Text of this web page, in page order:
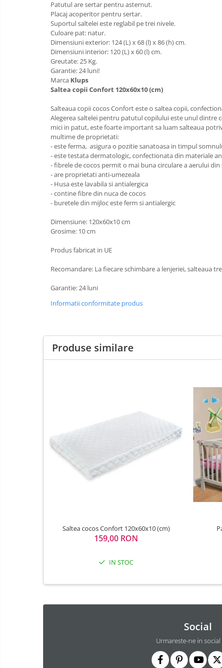
Saltele de la 160 x 80 cm
Saltele gonflabile
Lenjerii patuturi
Lenjerii patut 120 x 60 cm
Lenjerii patut 140 x 70 cm
Lenjerie patuturi tineret
Baldachin patut
Perne copii si mamici
Protectii saltea
Tarcuri si patuturi pliabile
Patut pliant copii
Tarc de joaca copii
Comode copii
Bariere si protectie laterala pat
Bariere de protectie pat
Porti de siguranta
Carusele patut
Dulap si cutii depozitare jucarii
Mobilier Birou
Sac de dormit copii
Sac de dormit 110 cm
Sac de dormit 120 cm
Sac de dormit 130 cm
Triciclete copii si adulti
Biciclete copii cu roti 10 inch (2-4
Biciclete copii cu roti 12 inch (3-6
Patutul are sertar pentru asternut.
Placaj acoperitor pentru sertar.
Suportul saltelei este reglabil pe trei nivele.
Culoare pat: natur.
Dimensiuni exterior: 124 (L) x 68 (l) x 86 (h) cm.
Dimensiuni interior: 120 (L) x 60 (l) cm.
Greutate: 25 Kg.
Garantie: 24 luni!
Marca Klups
Saltea copii Confort 120x60x10 (cm)
Salteaua copii cocos Confort este o saltea copii,
Alegerea saltelei pentru patutul copilului este unul dintre
mici in patut, este foarte important sa luam salteaua
multime de proprietati:
- este ferma, asigura o pozitie sanatoasa in timpul
- este testata dermatologic, confectionata din materiale
- fibrele de cocos permit o mai buna circulare a aerului
- are proprietati anti-umezeala
- Husa este lavabila si antialergica
- contine fibre din nuca de cocos
- buretele din mijloc este ferm si antialergic
Dimensiune: 120x60x10 cm
Grosime: 10 cm
Produs fabricat in UE
Recomandare: La fiecare schimbare a lenjeriei, salteaua
Garantie: 24 luni
Informatii conformitate produs
Produse similare
Saltea cocos Confort 120x60x10 (cm)
159,00 RON
IN STOC
Social
Urmareste-ne in